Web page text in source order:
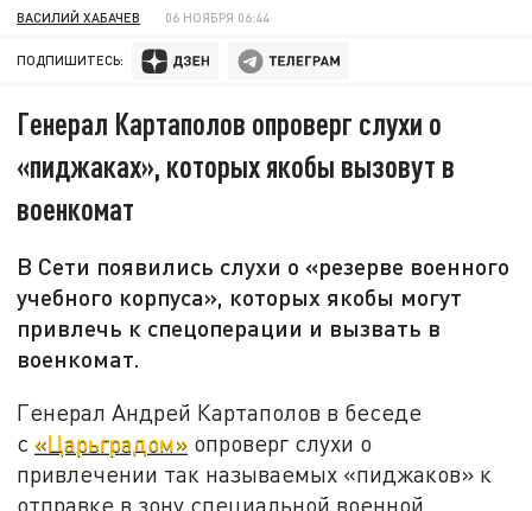
ВАСИЛИЙ ХАБАЧЕВ 06 НОЯБРЯ 06:44
ПОДПИШИТЕСЬ:
Генерал Картаполов опроверг слухи о
«пиджаках», которых якобы вызовут в
военкомат
В Сети появились слухи о «резерве военного
учебного корпуса», которых якобы могут
привлечь к спецоперации и вызвать в
военкомат.
Генерал Андрей Картаполов в беседе
с «Царьградом» опроверг слухи о
привлечении так называемых «пиджаков» к
отправке в зону специальной военной